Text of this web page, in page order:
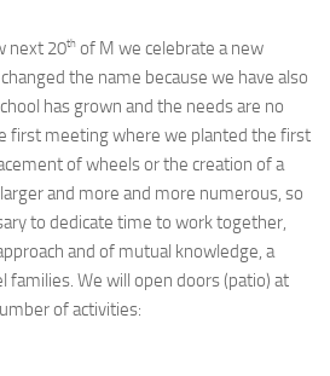
next 20th of M we celebrate a new
the name because we have also
has grown and the needs are no
first meeting where we planted the first
of wheels or the creation of a
and more and more numerous, so
to dedicate time to work together,
and of mutual knowledge, a
families. We will open doors (patio) at
of activities: